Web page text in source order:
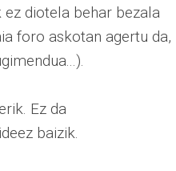
ez diotela behar bezala
foro askotan agertu da,
Ez da
baizik.